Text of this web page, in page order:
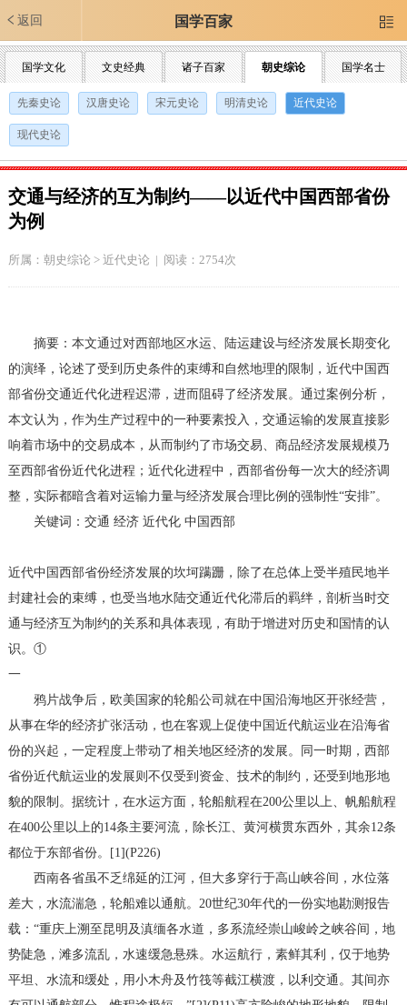
返回 国学百家 
国学文化 文史经典 诸子百家 朝史综论 国学名士
先秦史论 汉唐史论 宋元史论 明清史论 近代史论
现代史论
交通与经济的互为制约——以近代中国西部省份
为例
所属： 朝史综论 > 近代史论 | 阅读：2754次
摘要：本文通过对西部地区水运、陆运建设与经济发展长期变化
的演绎，论述了受到历史条件的束缚和自然地理的限制，近代中国西
部省份交通近代化进程迟滞，进而阻碍了经济发展。通过案例分析，
本文认为，作为生产过程中的一种要素投入，交通运输的发展直接影
响着市场中的交易成本，从而制约了市场交易、商品经济发展规模乃
至西部省份近代化进程；近代化进程中，西部省份每一次大的经济调
整，实际都暗含着对运输力量与经济发展合理比例的强制性“安排”。
关键词：交通 经济 近代化 中国西部
近代中国西部省份经济发展的坎坷蹒跚，除了在总体上受半殖民地半
封建社会的束缚，也受当地水陆交通近代化滞后的羁绊，剖析当时交
通与经济互为制约的关系和具体表现，有助于增进对历史和国情的认
识。①
一
鸦片战争后，欧美国家的轮船公司就在中国沿海地区开张经营，
从事在华的经济扩张活动，也在客观上促使中国近代航运业在沿海省
份的兴起，一定程度上带动了相关地区经济的发展。同一时期，西部
省份近代航运业的发展则不仅受到资金、技术的制约，还受到地形地
貌的限制。据统计，在水运方面，轮船航程在200公里以上、帆船航程
在400公里以上的14条主要河流，除长江、黄河横贯东西外，其余12条
都位于东部省份。[1](P226)
西南各省虽不乏绵延的江河，但大多穿行于高山峡谷间，水位落
差大，水流湍急，轮船难以通航。20世纪30年代的一份实地勘测报告
载：“重庆上溯至昆明及滇缅各水道，多系流经崇山峻岭之峡谷间，地
势陡急，滩多流乱，水速缓急悬殊。水运航行，素鲜其利，仅于地势
平坦、水流和缓处，用小木舟及竹筏等截江横渡，以利交通。其间亦